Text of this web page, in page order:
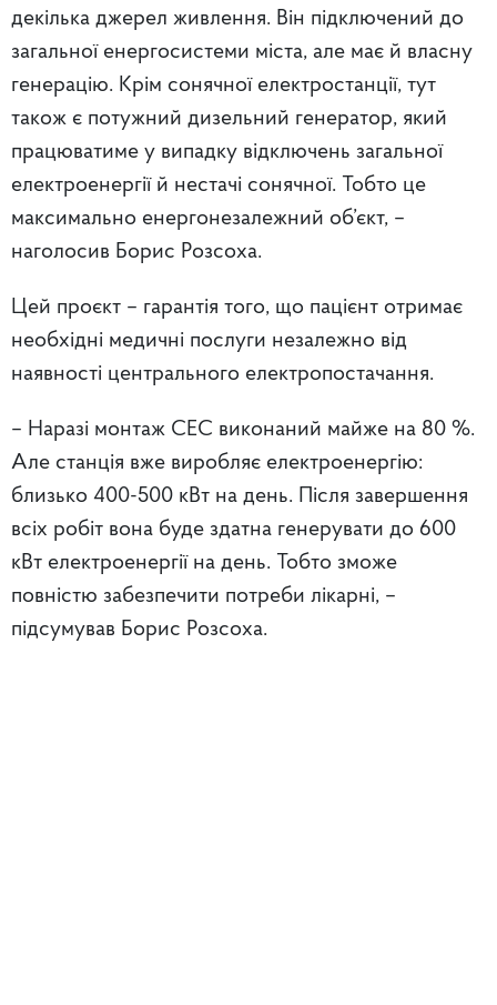
декілька джерел живлення. Він підключений до
загальної енергосистеми міста, але має й власну
генерацію. Крім сонячної електростанції, тут
також є потужний дизельний генератор, який
працюватиме у випадку відключень загальної
електроенергії й нестачі сонячної. Тобто це
максимально енергонезалежний об’єкт, –
наголосив Борис Розсоха.
Цей проєкт – гарантія того, що пацієнт отримає
необхідні медичні послуги незалежно від
наявності центрального електропостачання.
– Наразі монтаж СЕС виконаний майже на 80 %.
Але станція вже виробляє електроенергію:
близько 400-500 кВт на день. Після завершення
всіх робіт вона буде здатна генерувати до 600
кВт електроенергії на день. Тобто зможе
повністю забезпечити потреби лікарні, –
підсумував Борис Розсоха.